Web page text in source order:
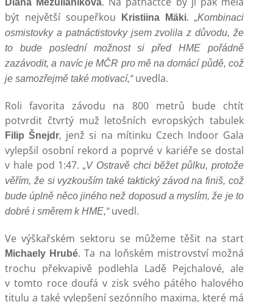
Diana Mezuliáníková
být největší soupeřkou
Kristiina Mäki. „Kombinaci
osmistovky a patnáctistovky jsem zvolila z důvodu, že
to bude poslední možnost si před HME pořádně
zazávodit, a navíc je MČR pro mě na domácí půdě, což
je samozřejmě také motivací,“uvedla.
Roli favorita závodu na 800 metrů bude chtít
potvrdit čtvrtý muž letošních evropských tabulek
Filip Šnejdr, jenž si na mítinku Czech Indoor Gala
vylepšil osobní rekord a poprvé v kariéře se dostal
v hale pod 1:47.„V Ostravě chci běžet půlku, protože
věřím, že si vyzkouším také taktický závod na finiš, což
bude úplně něco jiného než doposud a myslím, že je to
dobré i směrem k HME,“uvedl.
Ve výškařském sektoru se můžeme těšit na start
Michaely Hrubé. Ta na loňském mistrovství možná
trochu překvapivě podlehla Ladě Pejchalové, ale
v tomto roce doufá v zisk svého pátého halového
titulu a také vylepšení sezónního maxima, které má